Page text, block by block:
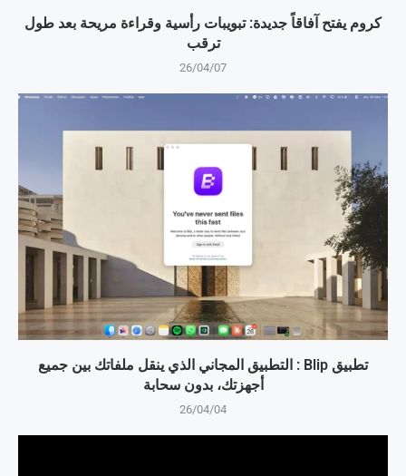
كروم يفتح آفاقاً جديدة: تبويبات رأسية وقراءة مريحة بعد طول
ترقب
26/04/07
تطبيق Blip : التطبيق المجاني الذي ينقل ملفاتك بين جميع
أجهزتك، بدون سحابة
26/04/04